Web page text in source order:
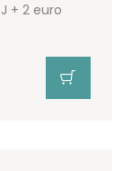
+ 2 euro